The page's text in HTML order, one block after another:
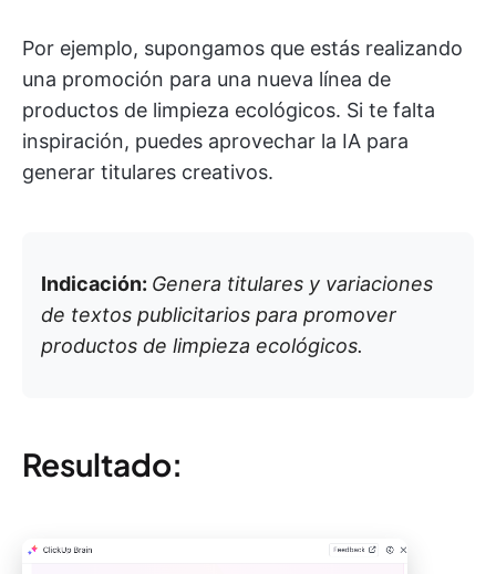
Por ejemplo, supongamos que estás realizando
una promoción para una nueva línea de
productos de limpieza ecológicos. Si te falta
inspiración, puedes aprovechar la IA para
generar titulares creativos.
Indicación: Genera titulares y variaciones
de textos publicitarios para promover
productos de limpieza ecológicos.
Resultado: